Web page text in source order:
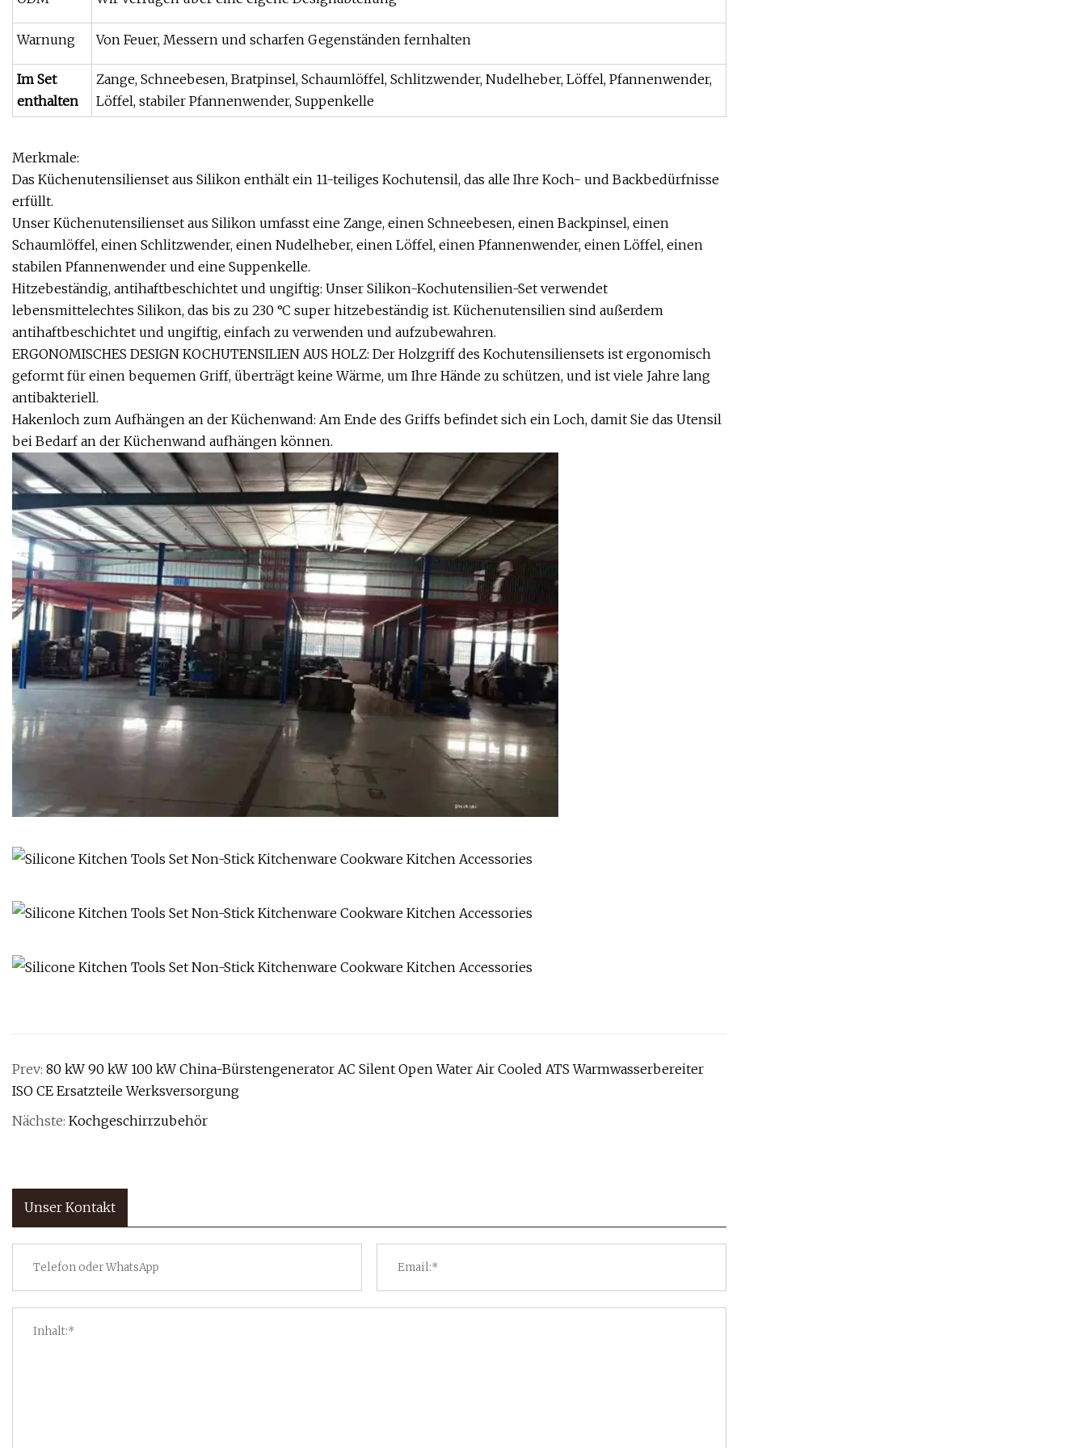
Warnung Von Feuer, Messern und scharfen Gegenständen fernhalten
Im Set
enthalten
Zange, Schneebesen, Bratpinsel, Schaumlöffel, Schlitzwender, Nudelheber, Löffel, Pfannenwender,
Löffel, stabiler Pfannenwender, Suppenkelle
Merkmale:
Das Küchenutensilienset aus Silikon enthält ein 11-teiliges Kochutensil, das alle Ihre Koch- und Backbedürfnisse
erfüllt.
Unser Küchenutensilienset aus Silikon umfasst eine Zange, einen Schneebesen, einen Backpinsel, einen
Schaumlöffel, einen Schlitzwender, einen Nudelheber, einen Löffel, einen Pfannenwender, einen Löffel, einen
stabilen Pfannenwender und eine Suppenkelle.
Hitzebeständig, antihaftbeschichtet und ungiftig: Unser Silikon-Kochutensilien-Set verwendet
lebensmittelechtes Silikon, das bis zu 230 °C super hitzebeständig ist. Küchenutensilien sind außerdem
antihaftbeschichtet und ungiftig, einfach zu verwenden und aufzubewahren.
ERGONOMISCHES DESIGN KOCHUTENSILIEN AUS HOLZ: Der Holzgriff des Kochutensiliensets ist ergonomisch
geformt für einen bequemen Griff, überträgt keine Wärme, um Ihre Hände zu schützen, und ist viele Jahre lang
antibakteriell.
Hakenloch zum Aufhängen an der Küchenwand: Am Ende des Griffs befindet sich ein Loch, damit Sie das Utensil
bei Bedarf an der Küchenwand aufhängen können.
Prev: 80 kW 90 kW 100 kW China-Bürstengenerator AC Silent Open Water Air Cooled ATS Warmwasserbereiter
ISO CE Ersatzteile Werksversorgung
Nächste: Kochgeschirrzubehör
Unser Kontakt